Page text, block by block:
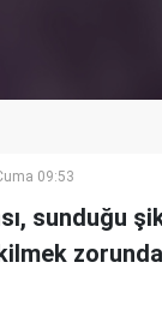
09:53
sunduğu
zorunda